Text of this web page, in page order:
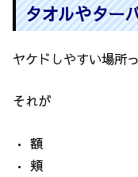
タオルやター
ヤケドしやすい場所
それが
• 額
• 頬